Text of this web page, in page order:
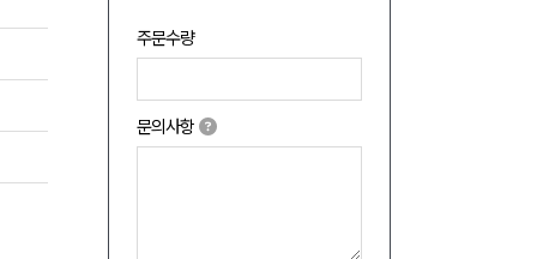
주문수량
문의사항